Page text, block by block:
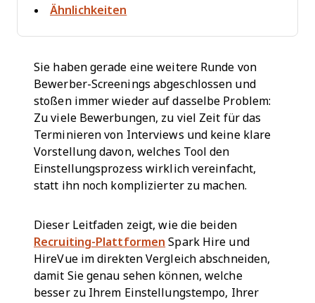
Ähnlichkeiten
Sie haben gerade eine weitere Runde von
Bewerber-Screenings abgeschlossen und
stoßen immer wieder auf dasselbe Problem:
Zu viele Bewerbungen, zu viel Zeit für das
Terminieren von Interviews und keine klare
Vorstellung davon, welches Tool den
Einstellungsprozess wirklich vereinfacht,
statt ihn noch komplizierter zu machen.
Dieser Leitfaden zeigt, wie die beiden
Recruiting-Plattformen Spark Hire und
HireVue im direkten Vergleich abschneiden,
damit Sie genau sehen können, welche
besser zu Ihrem Einstellungstempo, Ihrer